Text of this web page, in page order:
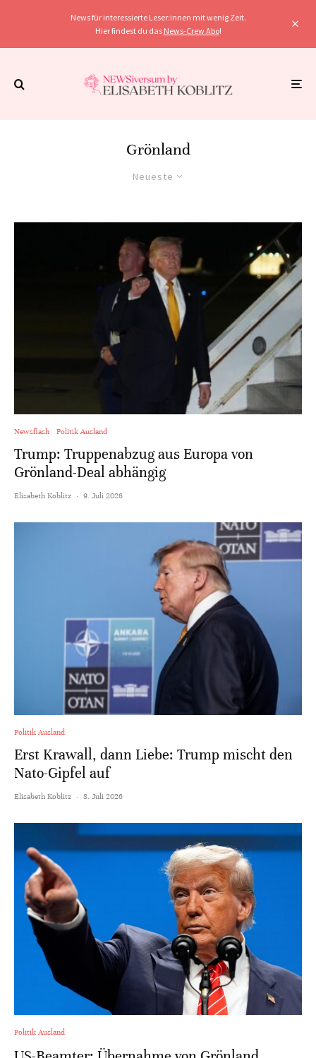
News für interessierte Leser:innen mit wenig Zeit.
Hier findest du das News-Crew Abo!
Grönland
Neueste
Newsflash Politik Ausland
Trump: Truppenabzug aus Europa von
Grönland-Deal abhängig
Elisabeth Koblitz · 9. Juli 2026
Politik Ausland
Erst Krawall, dann Liebe: Trump mischt den
Nato-Gipfel auf
Elisabeth Koblitz · 8. Juli 2026
Politik Ausland